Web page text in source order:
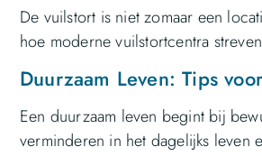
De vuilstort is niet zomaar een
hoe moderne vuilstortcentra
Duurzaam Leven: Tips
Een duurzaam leven begint bij
verminderen in het dagelijks